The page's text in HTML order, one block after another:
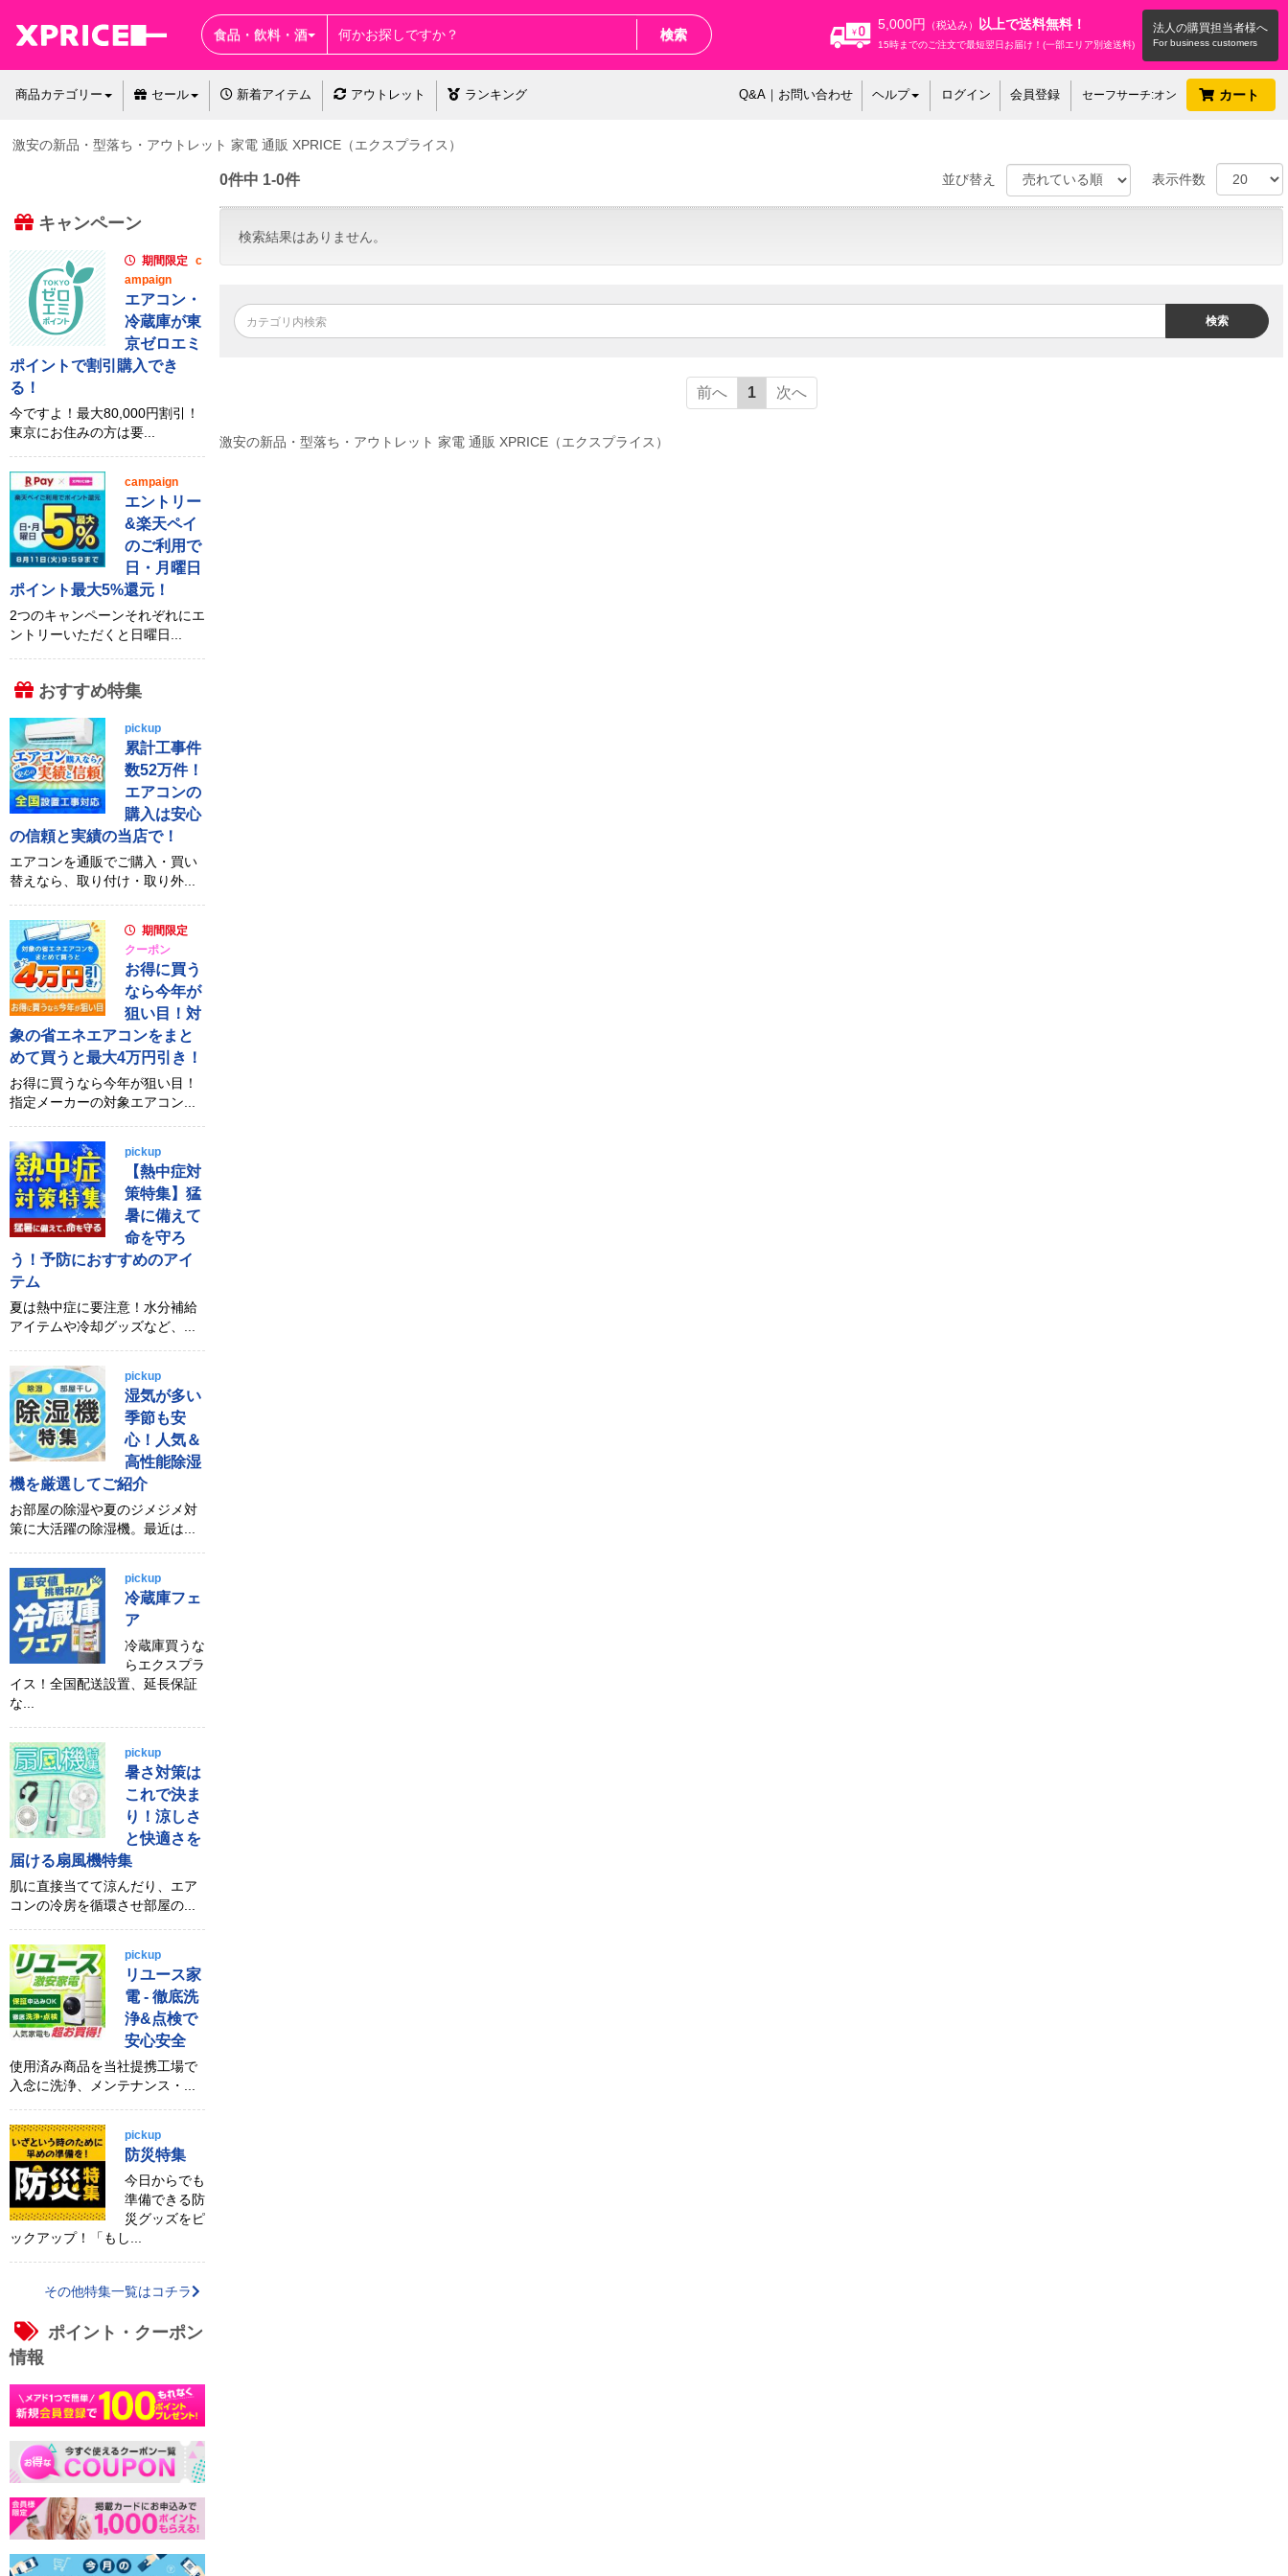
食品・飲料・酒 検索 法人の購買担当者様へ
5,000円 （税込み） 以上で送料無料！
15時までのご注文で最短翌日お届け！(一部エリア別途送料)
商品カテゴリー セール 新着アイテム アウトレット ランキング Q&A｜お問い合わせ ヘルプ ログイン 会員登録 セーフサーチ:オン カート
激安の新品・型落ち・アウトレット 家電 通販 XPRICE（エクスプライス）
0件中 1-0件 並び替え 表示件数
検索結果はありません。
検索
前へ 1 次へ
キャンペーン
期間限定 c
ampaign
エアコン・
冷蔵庫が東
京ゼロエミ
ポイントで割引購入でき
る！
今ですよ！最大80,000円割引！
東京にお住みの方は要...
campaign
エントリー
&楽天ペイ
のご利用で
日・月曜日
ポイント最大5%還元！
2つのキャンペーンそれぞれにエ
ントリーいただくと日曜日...
おすすめ特集
pickup
累計工事件
数52万件！
エアコンの
購入は安心
の信頼と実績の当店で！
エアコンを通販でご購入・買い
替えなら、取り付け・取り外...
期間限定
クーポン
お得に買う
なら今年が
狙い目！対
象の省エネエアコンをまと
めて買うと最大4万円引き！
お得に買うなら今年が狙い目！
指定メーカーの対象エアコン...
pickup
【熱中症対
策特集】猛
暑に備えて
命を守ろ
う！予防におすすめのアイ
テム
夏は熱中症に要注意！水分補給
アイテムや冷却グッズなど、...
pickup
湿気が多い
季節も安
心！人気＆
高性能除湿
機を厳選してご紹介
お部屋の除湿や夏のジメジメ対
策に大活躍の除湿機。最近は...
pickup
冷蔵庫フェ
ア
冷蔵庫買うな
らエクスプラ
イス！全国配送設置、延長保証
な...
pickup
暑さ対策は
これで決ま
り！涼しさ
と快適さを
届ける扇風機特集
肌に直接当てて涼んだり、エア
コンの冷房を循環させ部屋の...
pickup
リユース家
電 - 徹底洗
浄&点検で
安心安全
使用済み商品を当社提携工場で
入念に洗浄、メンテナンス・...
pickup
防災特集
今日からでも
準備できる防
災グッズをピ
ックアップ！「もし...
その他特集一覧はコチラ
ポイント・クーポン
情報
激安の新品・型落ち・アウトレット 家電 通販 XPRICE（エクスプライス）